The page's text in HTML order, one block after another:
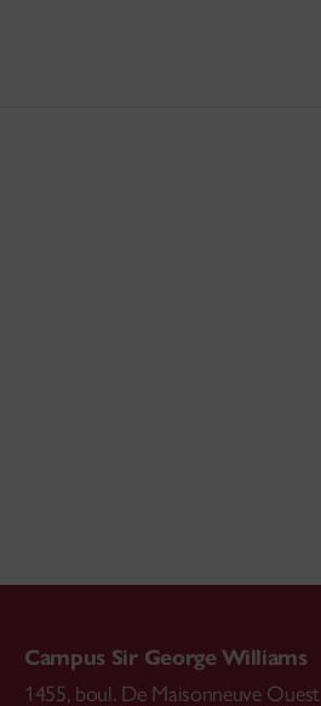
Campus Sir George Williams
1455, boul. De Maisonneuve Ouest